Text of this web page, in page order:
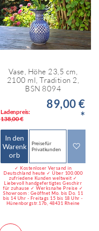
Vase, Höhe 23,5 cm,
2100 ml, Tradition 2,
BSN 8094
Ladenpreis:
138,00 €
89,00 €
*
In den
Warenk
orb
Preise für
Privatkunden
✓ Kostenloser Versand in
Deutschland heute ✓ Über 100.000
zufriedene Kunden weltweit ✓
Liebevoll handgefertigtes Geschirr
für zuhause ✓ Werksnahe Preise ✓
Showroom : Geöffnet Mo. bis Do. 11
bis 14 Uhr - Freitags 15 bis 18 Uhr -
Hünenborgstr.17b, 48431 Rheine